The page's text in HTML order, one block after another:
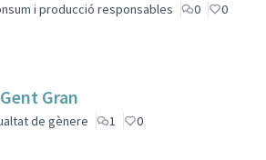
i producció responsables 0 0
Gran
de gènere 1 0